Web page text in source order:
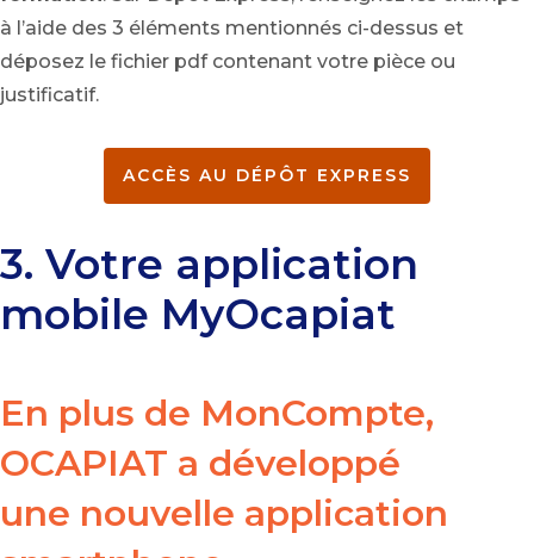
à l’aide des 3 éléments mentionnés ci-dessus et
déposez le fichier pdf contenant votre pièce ou
justificatif.
ACCÈS AU DÉPÔT EXPRESS
3. Votre application
mobile MyOcapiat
En plus de MonCompte,
OCAPIAT a développé
une nouvelle application